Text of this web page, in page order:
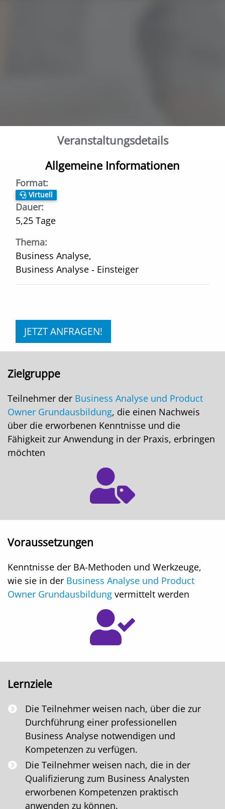
Veranstaltungs­details
Allgemeine Informationen
Format:
Virtuell
Dauer:
5,25 Tage
Thema:
Business Analyse,
Business Analyse ‑ Einsteiger
JETZT ANFRAGEN!
Zielgruppe
Teilnehmer der Business Analyse und Product
Owner Grundausbildung, die einen Nachweis
über die erworbenen Kenntnisse und die
Fähigkeit zur Anwendung in der Praxis, erbringen
möchten
Voraussetzungen
Kenntnisse der BA-Methoden und Werkzeuge,
wie sie in der Business Analyse und Product
Owner Grundausbildung vermittelt werden
Lernziele
Die Teilnehmer weisen nach, über die zur
Durchführung einer professionellen
Business Analyse notwendigen und
Kompetenzen zu verfügen.
Die Teilnehmer weisen nach, die in der
Qualifizierung zum Business Analysten
erworbenen Kompetenzen praktisch
anwenden zu können.